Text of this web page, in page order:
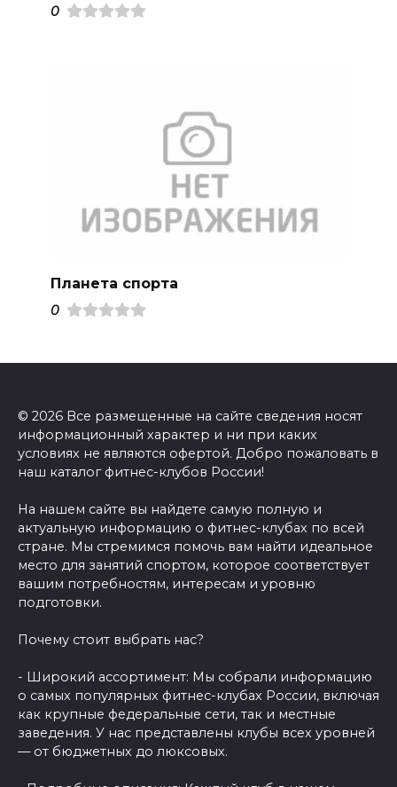
0
Планета спорта
0
© 2026 Все размещенные на сайте сведения носят
информационный характер и ни при каких
условиях не являются офертой. Добро пожаловать в
наш каталог фитнес-клубов России!
На нашем сайте вы найдете самую полную и
актуальную информацию о фитнес-клубах по всей
стране. Мы стремимся помочь вам найти идеальное
место для занятий спортом, которое соответствует
вашим потребностям, интересам и уровню
подготовки.
Почему стоит выбрать нас?
- Широкий ассортимент: Мы собрали информацию
о самых популярных фитнес-клубах России, включая
как крупные федеральные сети, так и местные
заведения. У нас представлены клубы всех уровней
— от бюджетных до люксовых.